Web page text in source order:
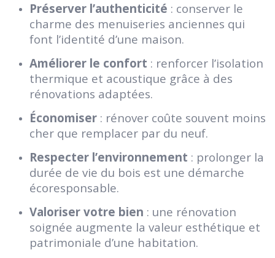
Préserver l’authenticité : conserver le
charme des menuiseries anciennes qui
font l’identité d’une maison.
Améliorer le confort : renforcer l’isolation
thermique et acoustique grâce à des
rénovations adaptées.
Économiser : rénover coûte souvent moins
cher que remplacer par du neuf.
Respecter l’environnement : prolonger la
durée de vie du bois est une démarche
écoresponsable.
Valoriser votre bien : une rénovation
soignée augmente la valeur esthétique et
patrimoniale d’une habitation.